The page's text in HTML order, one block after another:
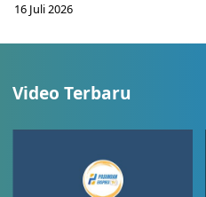
16 Juli 2026
Video Terbaru